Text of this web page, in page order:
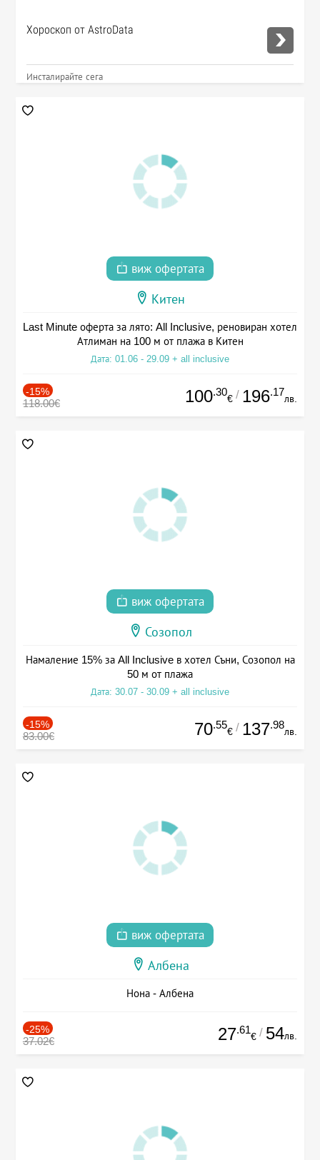
Хороскоп от AstroData
Инсталирайте сега
виж офертата
Китен
Last Minute оферта за лято: All Inclusive, реновиран хотел
Атлиман на 100 м от плажа в Китен
Дата: 01.06 - 29.09 + all inclusive
-15%
118.00€ 100.30
€ / 196.17
лв.
виж офертата
Созопол
Намаление 15% за All Inclusive в хотел Съни, Созопол на
50 м от плажа
Дата: 30.07 - 30.09 + all inclusive
-15%
83.00€ 70.55
€ / 137.98
лв.
виж офертата
Албена
Нона - Албена
-25%
37.02€ 27.61
€ / 54лв.